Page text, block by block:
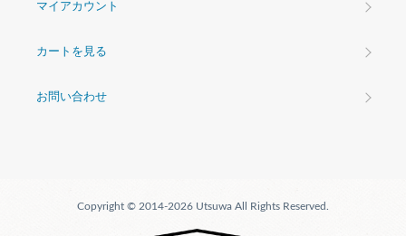
マイアカウント
カートを見る
お問い合わせ
Copyright © 2014-2026 Utsuwa All Rights Reserved.